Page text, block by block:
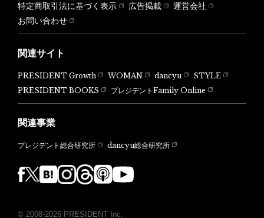
特定商取引法に基づく表示
広告掲載
運営会社
お問い合わせ
関連サイト
PRESIDENT Growth WOMAN dancyu
STYLE
PRESIDENT BOOKS
プレジデントFamily Online
関連事業
プレジデント総合研究所 dancyu総合研究所
© 2008-2026 PRESIDENT Inc.